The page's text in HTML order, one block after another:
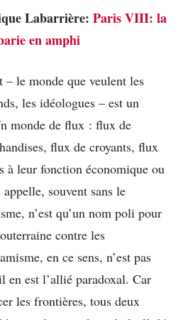
Labarrière: Paris VIII: la
en amphi
le monde que veulent les
les idéologues – est un
monde de flux : flux de
flux de croyants, flux
à leur fonction économique ou
souvent sans le
n’est qu’un nom poli pour
contre les
en ce sens, n’est pas
en est l’allié paradoxal. Car
les frontières, tous deux